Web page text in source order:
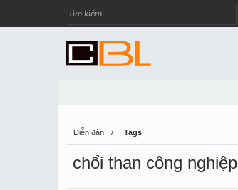
Diễn đàn Tags
chổi than công nghiệp